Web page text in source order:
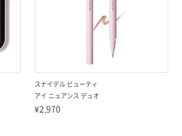
スナイデル ビューティ
アイ ニュアンス デュオ
¥2,970